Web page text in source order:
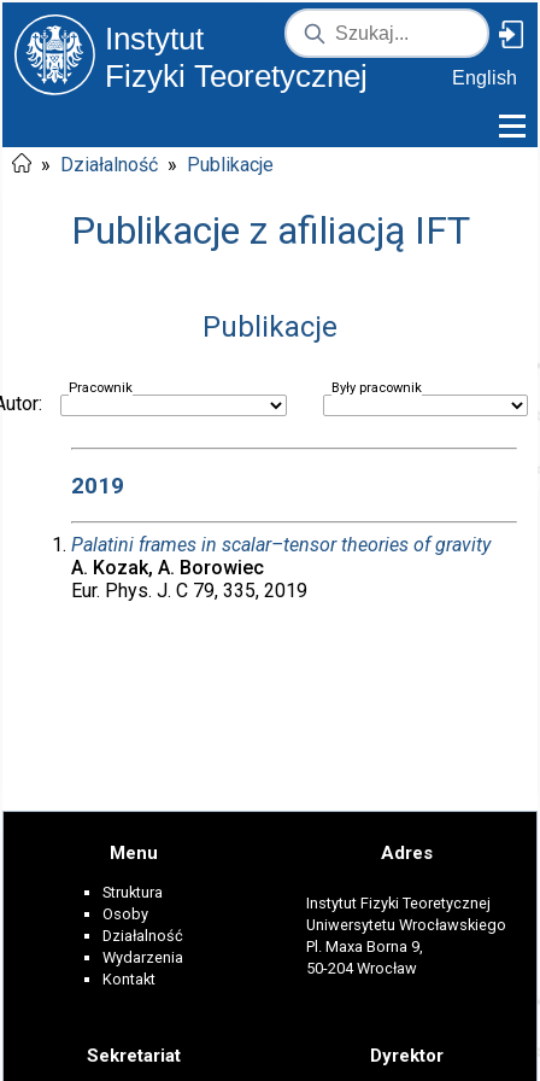
Instytut
Fizyki Teoretycznej
English
» Działalność » Publikacje
Publikacje z afiliacją IFT
Publikacje
Pracownik Były pracownik
2019
Palatini frames in scalar–tensor theories of gravity
A. Kozak, A. Borowiec
Eur. Phys. J. C 79, 335, 2019
Menu
Struktura
Osoby
Działalność
Wydarzenia
Kontakt
Adres
Instytut Fizyki Teoretycznej
Uniwersytetu Wrocławskiego
Pl. Maxa Borna 9,
50-204 Wrocław
Sekretariat Dyrektor